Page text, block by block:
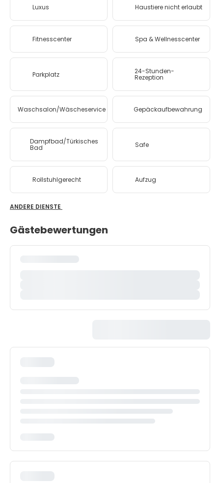
Luxus Haustiere nicht erlaubt
Fitnesscenter Spa & Wellnesscenter
Parkplatz 24-Stunden-
Rezeption
Waschsalon/Wäscheservice Gepäckaufbewahrung
Dampfbad/Türkisches
Bad Safe
Rollstuhlgerecht Aufzug
ANDERE DIENSTE
Gästebewertungen